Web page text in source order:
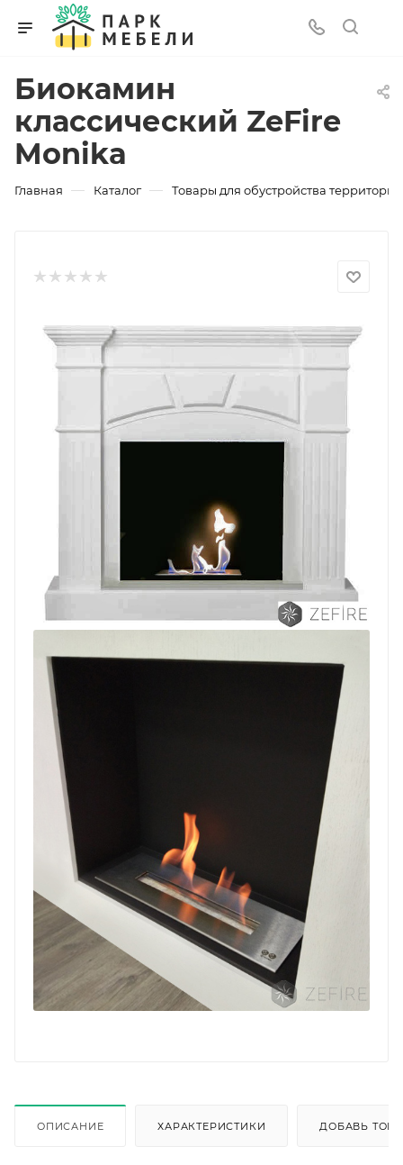
Биокамин
классический ZeFire
Monika
Главная — Каталог — Товары для обустройства территории
ОПИСАНИЕ ХАРАКТЕРИСТИКИ ДОБАВЬ